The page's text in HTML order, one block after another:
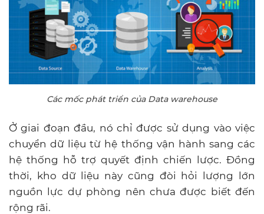
Các mốc phát triển của Data warehouse
Ở giai đoạn đầu, nó chỉ được sử dụng vào việc
chuyển dữ liệu từ hệ thống vận hành sang các
hệ thống hỗ trợ quyết định chiến lược. Đồng
thời, kho dữ liệu này cũng đòi hỏi lượng lớn
nguồn lực dự phòng nên chưa được biết đến
rộng rãi.